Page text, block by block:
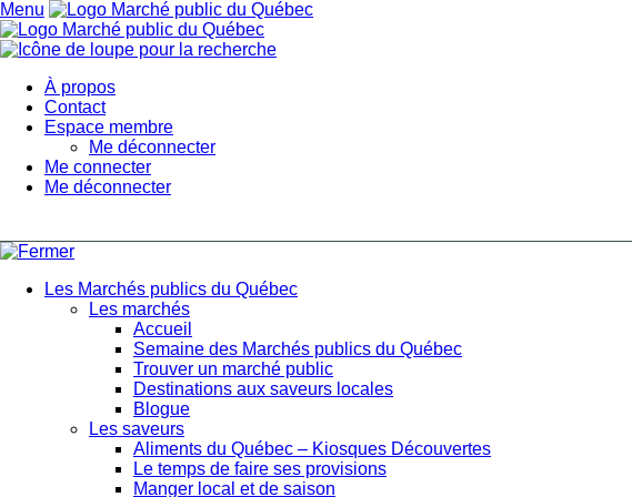
Menu
À propos
Contact
Espace membre
Me déconnecter
Me connecter
Me déconnecter
Les Marchés publics du Québec
Les marchés
Accueil
Semaine des Marchés publics du Québec
Trouver un marché public
Destinations aux saveurs locales
Blogue
Les saveurs
Aliments du Québec – Kiosques Découvertes
Le temps de faire ses provisions
Manger local et de saison